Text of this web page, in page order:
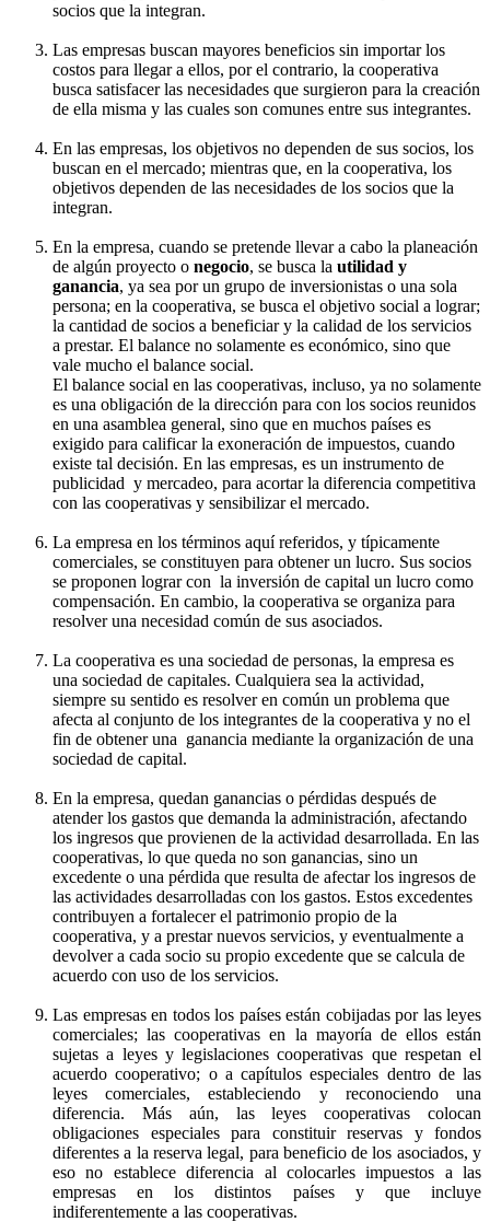
socios que la integran.
Las empresas buscan mayores beneficios sin importar los
costos para llegar a ellos, por el contrario, la cooperativa
busca satisfacer las necesidades que surgieron para la creación
de ella misma y las cuales son comunes entre sus integrantes.
En las empresas, los objetivos no dependen de sus socios, los
buscan en el mercado; mientras que, en la cooperativa, los
objetivos dependen de las necesidades de los socios que la
integran.
En la empresa, cuando se pretende llevar a cabo la planeación
de algún proyecto o negocio, se busca la utilidad y
ganancia, ya sea por un grupo de inversionistas o una sola
persona; en la cooperativa, se busca el objetivo social a lograr;
la cantidad de socios a beneficiar y la calidad de los servicios
a prestar. El balance no solamente es económico, sino que
vale mucho el balance social.
El balance social en las cooperativas, incluso, ya no solamente
es una obligación de la dirección para con los socios reunidos
en una asamblea general, sino que en muchos países es
exigido para calificar la exoneración de impuestos, cuando
existe tal decisión. En las empresas, es un instrumento de
publicidad y mercadeo, para acortar la diferencia competitiva
con las cooperativas y sensibilizar el mercado.
La empresa en los términos aquí referidos, y típicamente
comerciales, se constituyen para obtener un lucro. Sus socios
se proponen lograr con la inversión de capital un lucro como
compensación. En cambio, la cooperativa se organiza para
resolver una necesidad común de sus asociados.
La cooperativa es una sociedad de personas, la empresa es
una sociedad de capitales. Cualquiera sea la actividad,
siempre su sentido es resolver en común un problema que
afecta al conjunto de los integrantes de la cooperativa y no el
fin de obtener una ganancia mediante la organización de una
sociedad de capital.
En la empresa, quedan ganancias o pérdidas después de
atender los gastos que demanda la administración, afectando
los ingresos que provienen de la actividad desarrollada. En las
cooperativas, lo que queda no son ganancias, sino un
excedente o una pérdida que resulta de afectar los ingresos de
las actividades desarrolladas con los gastos. Estos excedentes
contribuyen a fortalecer el patrimonio propio de la
cooperativa, y a prestar nuevos servicios, y eventualmente a
devolver a cada socio su propio excedente que se calcula de
acuerdo con uso de los servicios.
Las empresas en todos los países están cobijadas por las leyes
comerciales; las cooperativas en la mayoría de ellos están
sujetas a leyes y legislaciones cooperativas que respetan el
acuerdo cooperativo; o a capítulos especiales dentro de las
leyes comerciales, estableciendo y reconociendo una
diferencia. Más aún, las leyes cooperativas colocan
obligaciones especiales para constituir reservas y fondos
diferentes a la reserva legal, para beneficio de los asociados, y
eso no establece diferencia al colocarles impuestos a las
empresas en los distintos países y que incluye
indiferentemente a las cooperativas.